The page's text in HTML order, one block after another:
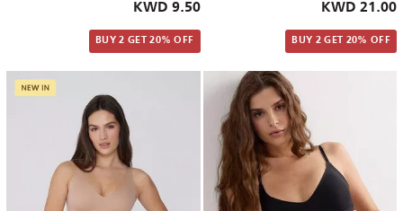
21.00 KWD
BUY 2 GET 20% OFF
9.50 KWD
BUY 2 GET 20% OFF